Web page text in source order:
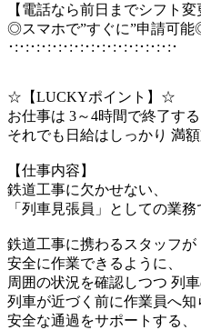
【電話なら前日までシフト変
◎スマホで”すぐに”申請可
･:･:･:･:･:･:･:･:･:･:･:･:･:･:･:･
☆【LUCKYポイント】☆
お仕事は 3～4時間で終了する
それでも日給はしっかり 満
【仕事内容】
鉄道工事に欠かせない、
「列車見張員」としての業務
鉄道工事に携わるスタッフが
安全に作業できるように、
周囲の状況を確認しつつ 列
列車が近づく前に作業員へ知
安全な通過をサポートする、